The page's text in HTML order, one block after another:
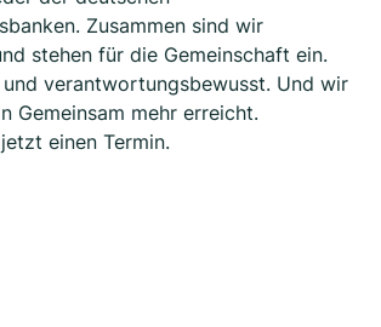
Zusammen sind wir
stehen für die Gemeinschaft ein.
und verantwortungsbewusst. Und wir
Gemeinsam mehr erreicht.
einen Termin.